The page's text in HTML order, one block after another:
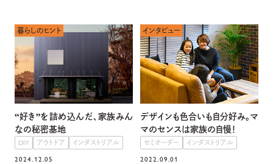
暮らしのヒント
“好き”を詰め込んだ、家族みん
なの秘密基地
DIY アウトドア
インダストリアル
2024.12.05
インタビュー
デザインも色合いも自分好み。マ
マのセンスは家族の自慢！
セミオーダー
インダストリアル
2022.09.01